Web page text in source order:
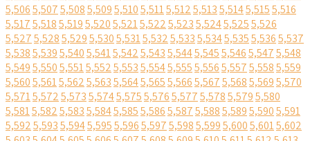
5,5065,5075,5085,5095,5105,5115,5125,5135,5145,5155,516
5,5175,5185,5195,5205,5215,5225,5235,5245,5255,526
5,5275,5285,5295,5305,5315,5325,5335,5345,5355,5365,537
5,5385,5395,5405,5415,5425,5435,5445,5455,5465,5475,548
5,5495,5505,5515,5525,5535,5545,5555,5565,5575,5585,559
5,5605,5615,5625,5635,5645,5655,5665,5675,5685,5695,570
5,5715,5725,5735,5745,5755,5765,5775,5785,5795,580
5,5815,5825,5835,5845,5855,5865,5875,5885,5895,5905,591
5,5925,5935,5945,5955,5965,5975,5985,5995,6005,6015,602